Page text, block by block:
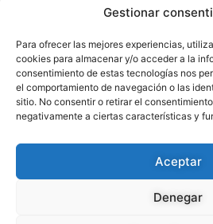
Gestionar
Para ofrecer las mejores experiencias,
cookies para almacenar y/o acceder a la
consentimiento de estas tecnologías nos
el comportamiento de navegación o las
sitio. No consentir o retirar el
negativamente a ciertas características y
Aceptar
Denegar
Agenda
Blog
Contacto
Política